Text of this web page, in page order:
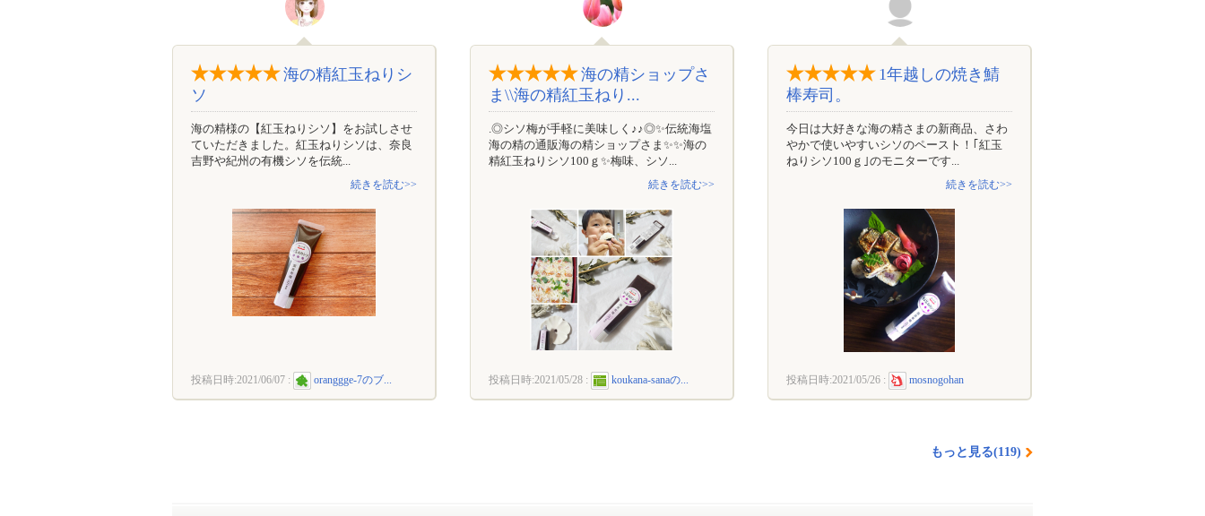
海の精紅玉ねりシ
ソ
海の精様の【紅玉ねりシソ】をお試しさせ
ていただきました。紅玉ねりシソは、奈良
吉野や紀州の有機シソを伝統...
続きを読む>>
投稿日時:2021/06/07 : oranggge-7のブ...
海の精ショップさ
ま\\海の精紅玉ねり...
.◎シソ梅が手軽に美味しく♪♪◎✨伝統海塩
海の精の通販海の精ショップさま✨✨海の
精紅玉ねりシソ100ｇ✨梅味、シソ...
続きを読む>>
投稿日時:2021/05/28 : koukana-sanaの...
1年越しの焼き鯖
棒寿司。
今日は大好きな海の精さまの新商品、さわ
やかで使いやすいシソのペースト！｢紅玉
ねりシソ100ｇ｣のモニターです...
続きを読む>>
投稿日時:2021/05/26 : mosnogohan
もっと見る(119)